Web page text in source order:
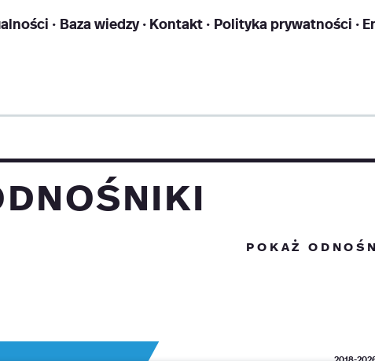
Baza wiedzy Kontakt Polityka prywatności
pokaż